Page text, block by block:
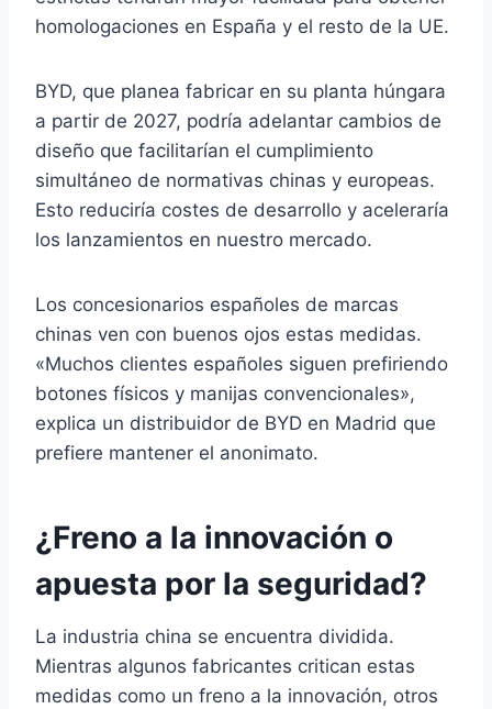
homologaciones en España y el resto de la UE.
BYD, que planea fabricar en su planta húngara
a partir de 2027, podría adelantar cambios de
diseño que facilitarían el cumplimiento
simultáneo de normativas chinas y europeas.
Esto reduciría costes de desarrollo y aceleraría
los lanzamientos en nuestro mercado.
Los concesionarios españoles de marcas
chinas ven con buenos ojos estas medidas.
«Muchos clientes españoles siguen prefiriendo
botones físicos y manijas convencionales»,
explica un distribuidor de BYD en Madrid que
prefiere mantener el anonimato.
¿Freno a la innovación o
apuesta por la seguridad?
La industria china se encuentra dividida.
Mientras algunos fabricantes critican estas
medidas como un freno a la innovación, otros